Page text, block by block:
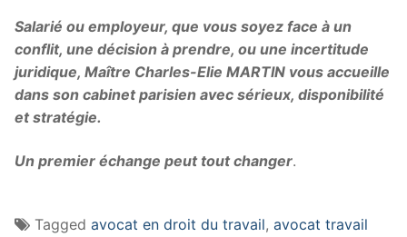
Salarié ou employeur, que vous soyez face à un
conflit, une décision à prendre, ou une incertitude
juridique, Maître Charles-Elie MARTIN vous accueille
dans son cabinet parisien avec sérieux, disponibilité
et stratégie.
Un premier échange peut tout changer.
Tagged avocat en droit du travail, avocat travail